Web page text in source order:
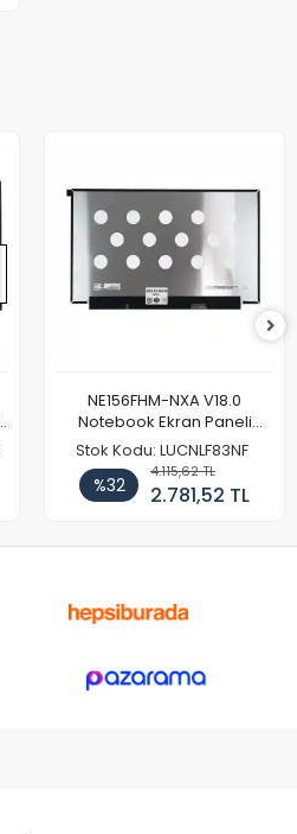
NE156FHM-NXA V18.0
Notebook Ekran Paneli
144Hz
Stok Kodu: LUCNLF83NF
%32
4.115,62 TL
2.781,52 TL